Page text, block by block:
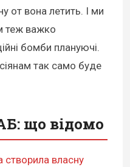
от вона летить. І ми
теж важко
бомби плануючі.
так само буде
що відомо
створила власну